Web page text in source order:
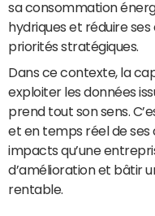
sa consommation
hydriques et réduire
priorités stratégiques.
Dans ce contexte, la
exploiter les données
prend tout son sens.
et en temps réel de
impacts qu’une
d’amélioration et bâtir
rentable.